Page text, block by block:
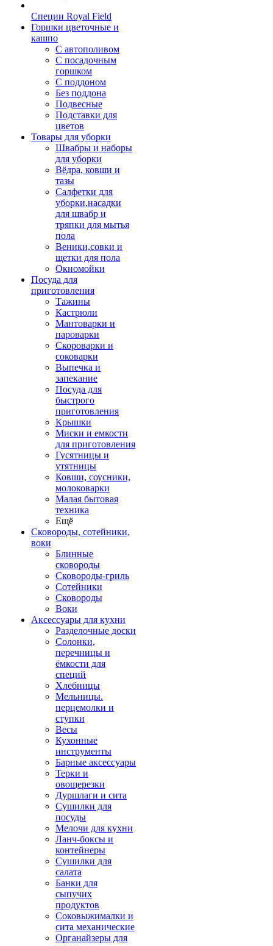
Специи Royal Field
Горшки цветочные и
кашпо
С автополивом
С посадочным
горшком
С поддоном
Без поддона
Подвесные
Подставки для
цветов
Товары для уборки
Швабры и наборы
для уборки
Вёдра, ковши и
тазы
Салфетки для
уборки,насадки
для швабр и
тряпки для мытья
пола
Веники,совки и
щетки для пола
Окномойки
Посуда для
приготовления
Тажины
Кастрюли
Мантоварки и
пароварки
Скороварки и
соковарки
Выпечка и
запекание
Посуда для
быстрого
приготовления
Крышки
Миски и емкости
для приготовления
Гусятницы и
утятницы
Ковши, соусники,
молоковарки
Малая бытовая
техника
Ещё
Сковороды, сотейники,
воки
Блинные
сковороды
Сковороды-гриль
Сотейники
Сковороды
Воки
Аксессуары для кухни
Разделочные доски
Солонки,
перечницы и
ёмкости для
специй
Хлебницы
Мельницы.
перцемолки и
ступки
Весы
Кухонные
инструменты
Барные аксессуары
Терки и
овощерезки
Дуршлаги и сита
Сушилки для
посуды
Мелочи для кухни
Ланч-боксы и
контейнеры
Сушилки для
салата
Банки для
сыпучих
продуктов
Соковыжималки и
сита механические
Органайзеры для